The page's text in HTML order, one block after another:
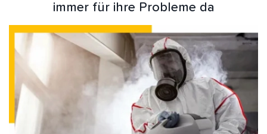
immer für ihre Probleme da